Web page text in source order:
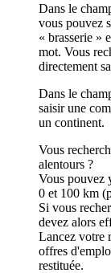
Dans le
vous pouvez
« brasserie »
mot. Vous
directement
Dans le
saisir une
un continent.
Vous
alentours ?
Vous pouvez
0 et 100 km
Si vous
devez alors
Lancez votre
offres
restituée.